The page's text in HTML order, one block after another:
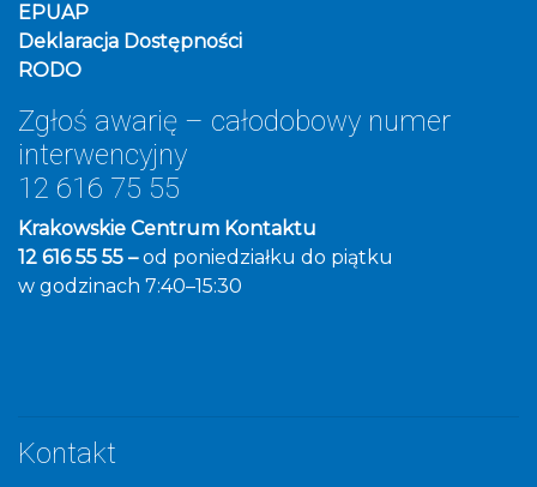
EPUAP
Deklaracja Dostępności
RODO
Zgłoś awarię – całodobowy numer
interwencyjny
12 616 75 55
Krakowskie Centrum Kontaktu
12 616 55 55 –od poniedziałku do piątku
w godzinach 7:40–15:30
Kontakt